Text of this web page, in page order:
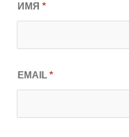
ИМЯ*
EMAIL*